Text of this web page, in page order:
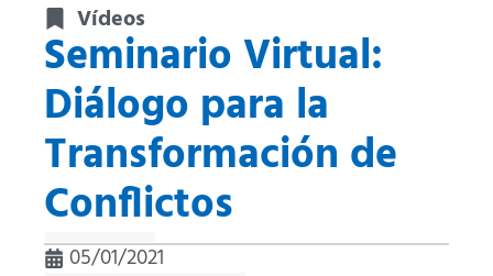
Vídeos
Seminario Virtual:
Diálogo para la
Transformación de
Conflictos
05/01/2021